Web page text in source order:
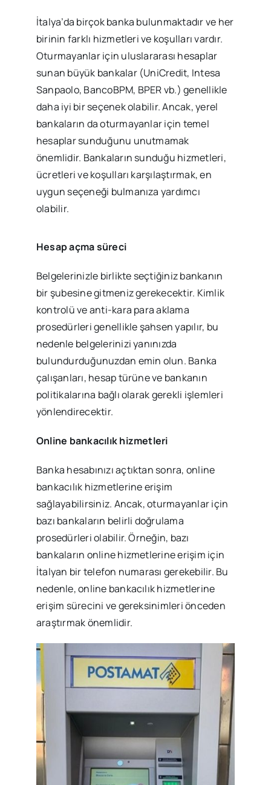
İtalya’da birçok banka bulunmaktadır ve her
birinin farklı hizmetleri ve koşulları vardır.
Oturmayanlar için uluslararası hesaplar
sunan büyük bankalar (UniCredit, Intesa
Sanpaolo, BancoBPM, BPER vb.) genellikle
daha iyi bir seçenek olabilir. Ancak, yerel
bankaların da oturmayanlar için temel
hesaplar sunduğunu unutmamak
önemlidir. Bankaların sunduğu hizmetleri,
ücretleri ve koşulları karşılaştırmak, en
uygun seçeneği bulmanıza yardımcı
olabilir.
Hesap açma süreci
Belgelerinizle birlikte seçtiğiniz bankanın
bir şubesine gitmeniz gerekecektir. Kimlik
kontrolü ve anti-kara para aklama
prosedürleri genellikle şahsen yapılır, bu
nedenle belgelerinizi yanınızda
bulundurduğunuzdan emin olun. Banka
çalışanları, hesap türüne ve bankanın
politikalarına bağlı olarak gerekli işlemleri
yönlendirecektir.
Online bankacılık hizmetleri
Banka hesabınızı açtıktan sonra, online
bankacılık hizmetlerine erişim
sağlayabilirsiniz. Ancak, oturmayanlar için
bazı bankaların belirli doğrulama
prosedürleri olabilir. Örneğin, bazı
bankaların online hizmetlerine erişim için
İtalyan bir telefon numarası gerekebilir. Bu
nedenle, online bankacılık hizmetlerine
erişim sürecini ve gereksinimleri önceden
araştırmak önemlidir.